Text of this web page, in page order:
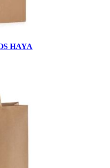
HAYA